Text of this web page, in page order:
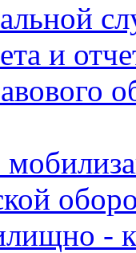
и
-